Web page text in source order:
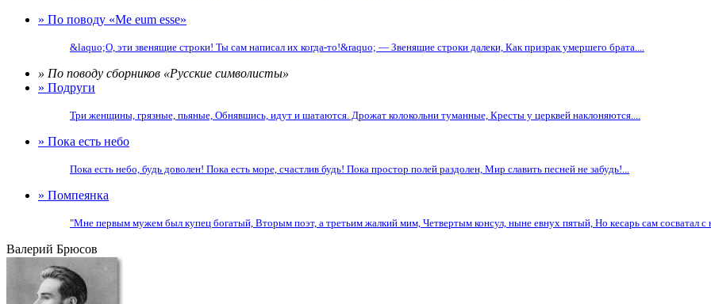
» По поводу «Me eum esse»
&laquo;О, эти звенящие строки! Ты сам написал их когда-то!&raquo; — Звенящие строки далеки, Как призрак умершего брата....
» По поводу сборников «Русские символисты»
» Подруги
Три женщины, грязные, пьяные, Обнявшись, идут и шатаются. Дрожат колокольни туманные, Кресты у церквей наклоняются....
» Пока есть небо
Пока есть небо, будь доволен! Пока есть море, счастлив будь! Пока простор полей раздолен, Мир славить песней не забудь!...
» Помпеянка
"Мне первым мужем был купец богатый, Вторым поэт, а третьим жалкий мим, Четвертым консул, ныне евнух пятый, Но кесарь сам сосватал с
Валерий Брюсов